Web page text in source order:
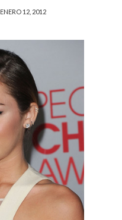
ENERO 12, 2012